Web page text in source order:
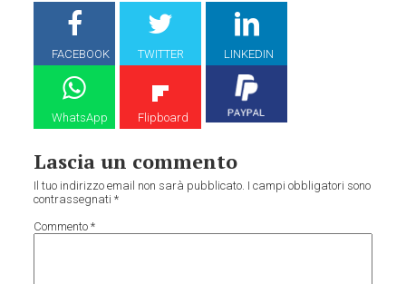
FACEBOOK TWITTER LINKEDIN
WhatsApp Flipboard
Lascia un commento
Il tuo indirizzo email non sarà pubblicato. I campi obbligatori sono
contrassegnati*
Commento*